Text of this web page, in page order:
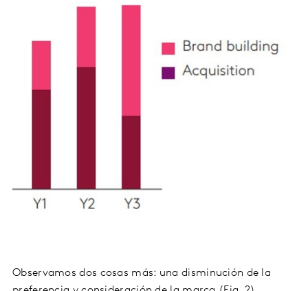
Observamos dos cosas más: una disminución de la